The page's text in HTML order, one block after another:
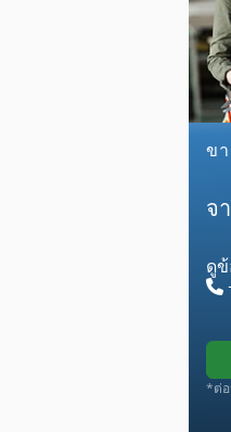
จ
ดู
*ต่อ